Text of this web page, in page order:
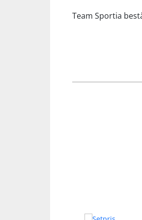
Team Sportia